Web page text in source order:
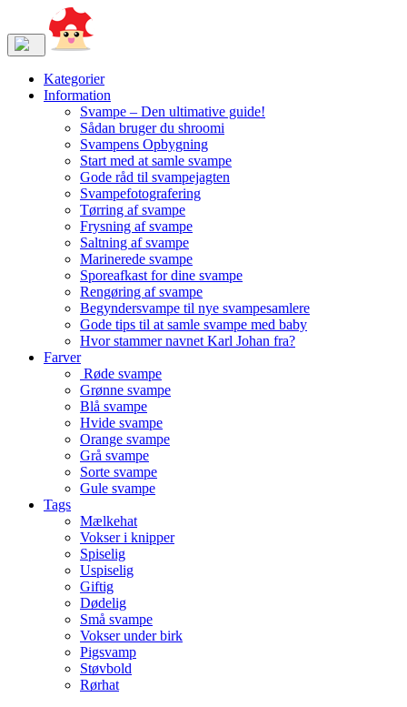
Kategorier
Information
Svampe – Den ultimative guide!
Sådan bruger du shroomi
Svampens Opbygning
Start med at samle svampe
Gode råd til svampejagten
Svampefotografering
Tørring af svampe
Frysning af svampe
Saltning af svampe
Marinerede svampe
Sporeafkast for dine svampe
Rengøring af svampe
Begyndersvampe til nye svampesamlere
Gode tips til at samle svampe med baby
Hvor stammer navnet Karl Johan fra?
Farver
Røde svampe
Grønne svampe
Blå svampe
Hvide svampe
Orange svampe
Grå svampe
Sorte svampe
Gule svampe
Tags
Mælkehat
Vokser i knipper
Spiselig
Uspiselig
Giftig
Dødelig
Små svampe
Vokser under birk
Pigsvamp
Støvbold
Rørhat